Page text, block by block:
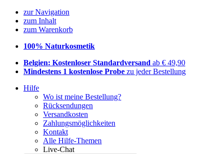
zur Navigation
zum Inhalt
zum Warenkorb
100% Naturkosmetik
Belgien: Kostenloser Standardversand ab € 49,90
Mindestens 1 kostenlose Probe zu jeder Bestellung
Hilfe
Wo ist meine Bestellung?
Rücksendungen
Versandkosten
Zahlungsmöglichkeiten
Kontakt
Alle Hilfe-Themen
Live-Chat